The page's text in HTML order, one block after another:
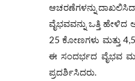
ಆಚರಣೆಗಳನ್ನು
ವೈಭವವನ್ನು ಒತ್ತಿ
25 ಕೋಣಗಳು ಮತ್ತು
ಈ ಸಂದರ್ಭದ ವೈಭವ
ಪ್ರದರ್ಶಿಸಿದರು.